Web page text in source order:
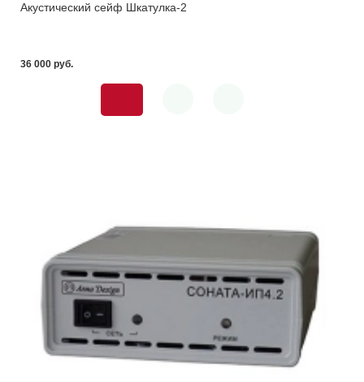
Акустический сейф Шкатулка-2
36 000 pуб.